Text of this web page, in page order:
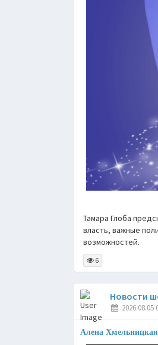
Тамара Глоба
власть, важные
возможностей.
6
Новости
2026.08.05
Алена